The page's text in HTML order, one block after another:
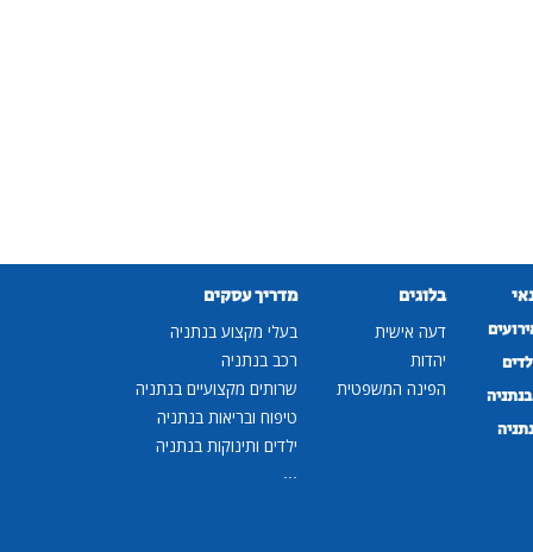
בלוגים
דעה אישית
יהדות
הפינה המשפטית
מדריך עסקים
בעלי מקצוע בנתניה
רכב בנתניה
שרותים מקצועיים בנתניה
טיפוח ובריאות בנתניה
ילדים ותינוקות בנתניה